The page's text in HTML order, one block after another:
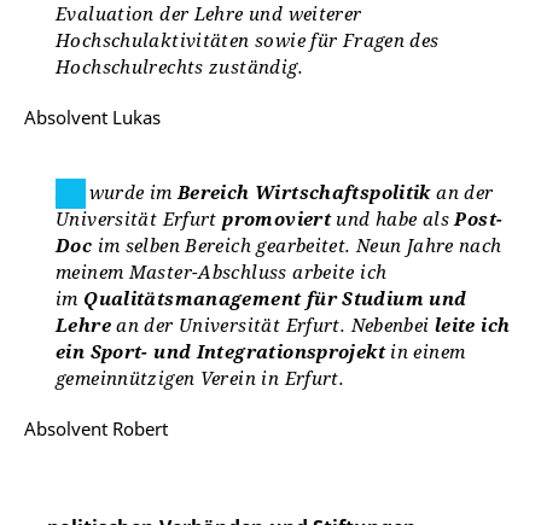
Evaluation der Lehre und weiterer
Hochschulaktivitäten sowie für Fragen des
Hochschulrechts zuständig.
Absolvent Lukas
Ich wurde imBereich Wirtschaftspolitikan der
Universität Erfurtpromoviert und habe alsPost-
Doc im selben Bereich gearbeitet. Neun Jahre nach
meinem Master-Abschluss arbeite ich
im Qualitätsmanagement für Studium und
Lehrean der Universität Erfurt. Nebenbei leite ich
ein Sport- und Integrationsprojektin einem
gemeinnützigen Verein in Erfurt.
Absolvent Robert